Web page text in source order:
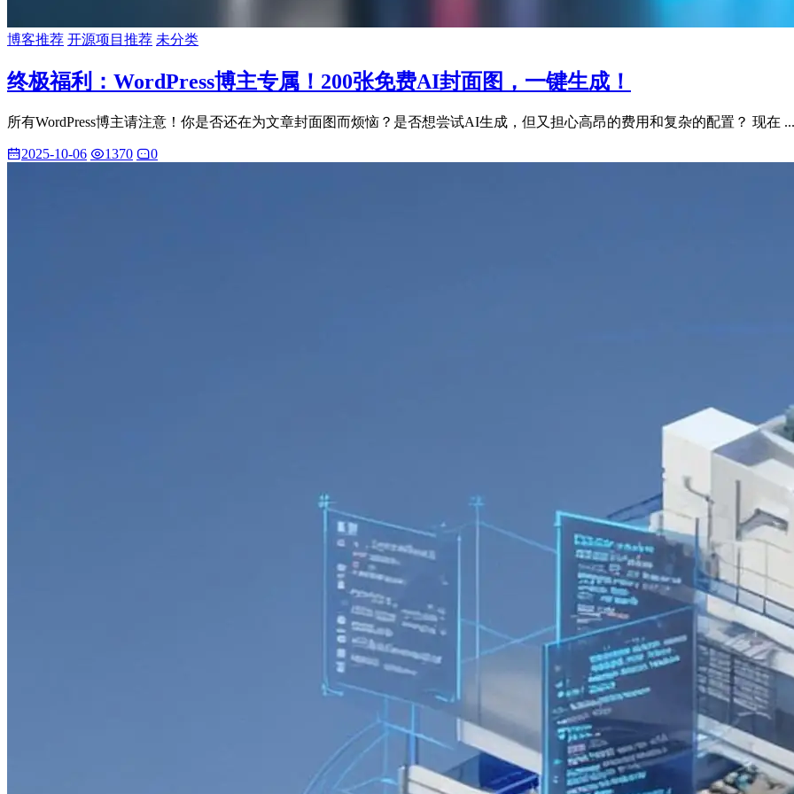
博客推荐 开源项目推荐 未分类
终极福利：WordPress博主专属！200张免费AI封面图，一键生成！
所有WordPress博主请注意！你是否还在为文章封面图而烦恼？是否想尝试AI生成，但又担心高昂的费用和复杂的配置？ 现在 ...
2025-10-06 1370 0